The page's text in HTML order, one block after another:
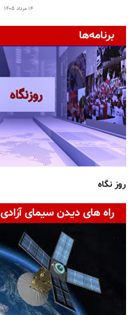
۱۴ مرداد ۱۴۰۵
برنامه‌ها
روز نگاه
راه های دیدن سیمای آزادی